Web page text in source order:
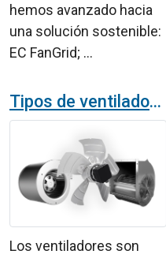
hemos avanzado hacia
una solución sostenible:
EC FanGrid; ...
Tipos de ventiladores y usos
Los ventiladores son